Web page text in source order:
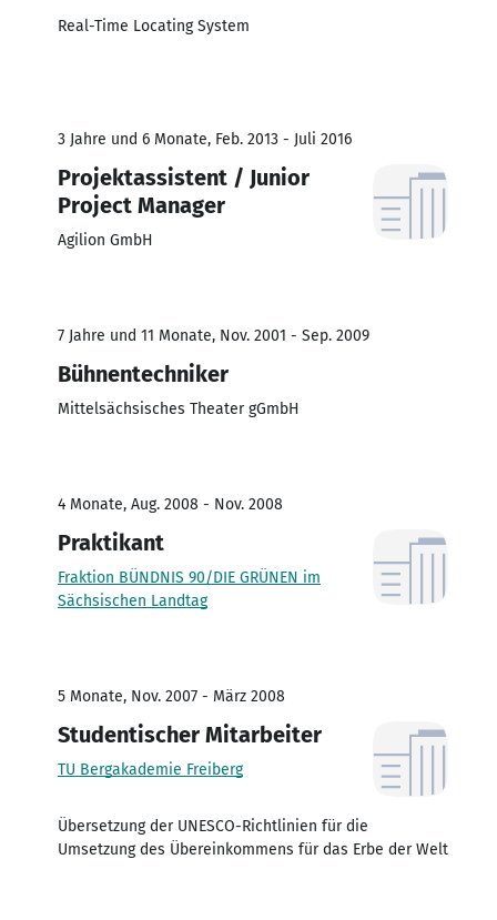
Real-Time Locating System
3 Jahre und 6 Monate, Feb. 2013 - Juli 2016
Projektassistent / Junior
Project Manager
Agilion GmbH
7 Jahre und 11 Monate, Nov. 2001 - Sep. 2009
Bühnentechniker
Mittelsächsisches Theater gGmbH
4 Monate, Aug. 2008 - Nov. 2008
Praktikant
Fraktion BÜNDNIS 90/DIE GRÜNEN im
Sächsischen Landtag
5 Monate, Nov. 2007 - März 2008
Studentischer Mitarbeiter
TU Bergakademie Freiberg
Übersetzung der UNESCO-Richtlinien für die
Umsetzung des Übereinkommens für das Erbe der Welt